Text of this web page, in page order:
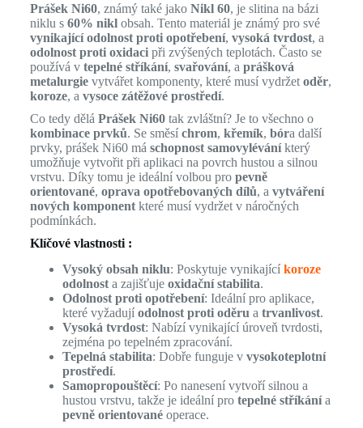
Prášek Ni60, známý také jako Nikl 60, je slitina na bázi
niklu s 60% niklobsah. Tento materiál je známý pro své
vynikající odolnost proti opotřebení, vysoká tvrdost, a
odolnost proti oxidacipři zvýšených teplotách. Často se
používá v tepelné stříkání, svařování, a prášková
metalurgievytvářet komponenty, které musí vydržet oděr,
koroze, a vysoce zátěžové prostředí.
Co tedy dělá Prášek Ni60tak zvláštní? Je to všechno o
kombinace prvků. Se směsí chrom, křemík, bóra další
prvky, prášek Ni60 má schopnost samovyléváníkterý
umožňuje vytvořit při aplikaci na povrch hustou a silnou
vrstvu. Díky tomu je ideální volbou pro pevně
orientované, oprava opotřebovaných dílů, a vytváření
nových komponentkteré musí vydržet v náročných
podmínkách.
Klíčové vlastnosti :
Vysoký obsah niklu: Poskytuje vynikající koroze
odolnosta zajišťuje oxidační stabilita.
Odolnost proti opotřebení: Ideální pro aplikace,
které vyžadují odolnost proti oděrua trvanlivost.
Vysoká tvrdost: Nabízí vynikající úroveň tvrdosti,
zejména po tepelném zpracování.
Tepelná stabilita: Dobře funguje v vysokoteplotní
prostředí.
Samopropouštěcí: Po nanesení vytvoří silnou a
hustou vrstvu, takže je ideální pro tepelné stříkánía
pevně orientovanéoperace.